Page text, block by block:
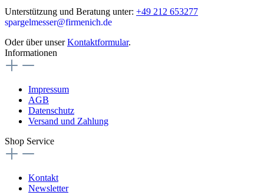
Unterstützung und Beratung unter: +49 212 653277
spargelmesser@firmenich.de
Oder über unserKontaktformular.
Informationen
Impressum
AGB
Datenschutz
Versand und Zahlung
Shop Service
Kontakt
Newsletter